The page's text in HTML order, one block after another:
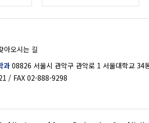
아오시는 길
과 08826 서울시 관악구 관악로 1 서울대학교 34
/ FAX 02-888-9298